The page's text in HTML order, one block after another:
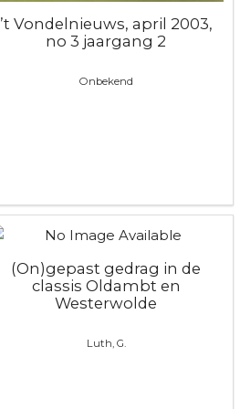
’t Vondelnieuws, april 2003,
no 3 jaargang 2
Onbekend
(On)gepast gedrag in de
classis Oldambt en
Westerwolde
Luth, G.